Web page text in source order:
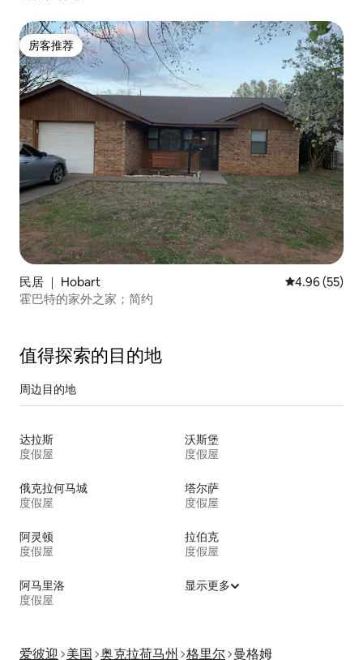
房客推荐
房客推荐
民居 ｜ Hobart 平均评分
4.96 (55)
霍巴特的家外之家；简约
值得探索的目的地
周边目的地
达拉斯
度假屋
沃斯堡
度假屋
俄克拉何马城
度假屋
塔尔萨
度假屋
阿灵顿
度假屋
拉伯克
度假屋
阿马里洛
度假屋
显示更多
爱彼迎 美国 奥克拉荷马州 格里尔 曼格姆